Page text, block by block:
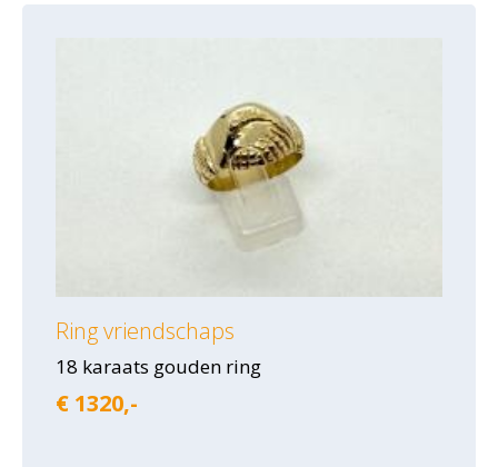
Ring vriendschaps
18 karaats gouden ring
€ 1320,-